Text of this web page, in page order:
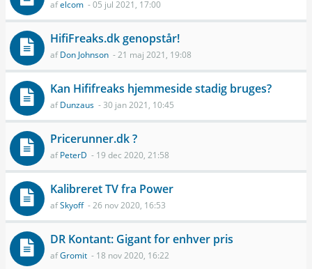
afelcom - 05 jul 2021, 17:00
HifiFreaks.dk genopstår!
afDon Johnson - 21 maj 2021, 19:08
Kan Hififreaks hjemmeside stadig bruges?
afDunzaus - 30 jan 2021, 10:45
Pricerunner.dk ?
afPeterD - 19 dec 2020, 21:58
Kalibreret TV fra Power
afSkyoff- 26 nov 2020, 16:53
DR Kontant: Gigant for enhver pris
afGromit - 18 nov 2020, 16:22